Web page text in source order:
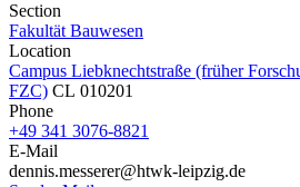
Section
Fakultät Bauwesen
Location
Campus Liebknechtstraße (früher
FZC) CL 010201
Phone
+49 341 3076-8821
E-Mail
dennis.messerer@htwk-leipzig.de